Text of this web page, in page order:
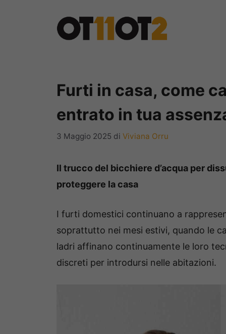
Furti in casa, come
entrato in tua
3 Maggio 2025 di Viviana Orru
Il trucco del bicchiere d’acqua per
proteggere la casa
I furti domestici continuano a
soprattutto nei mesi estivi, quando le
ladri affinano continuamente le loro
discreti per introdursi nelle abitazioni.